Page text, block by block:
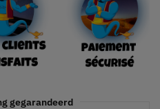
gegarandeerd